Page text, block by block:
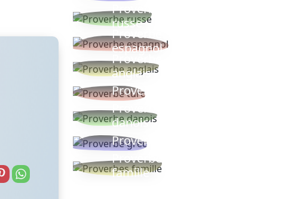
Proverbe
russe
Proverbe
espagnol
Proverbe
anglais
Proverbe turc
Proverbe
danois
Proverbe grec
Proverbes
famille